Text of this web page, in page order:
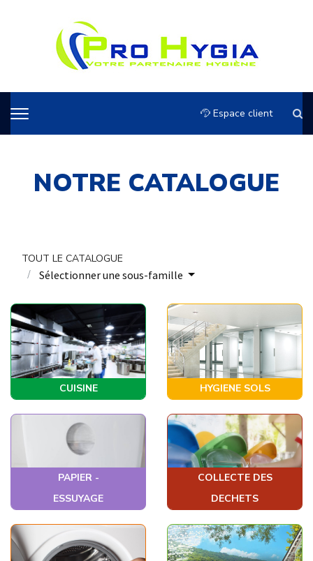
Espace client
NOTRE CATALOGUE
TOUT LE CATALOGUE
Sélectionner une sous-famille
CUISINE HYGIENE SOLS
PAPIER -
ESSUYAGE
COLLECTE DES
DECHETS